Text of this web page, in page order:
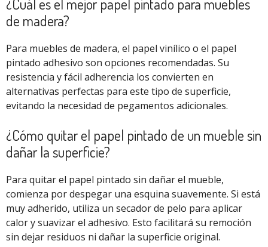
¿Cuál es el mejor papel pintado para muebles
de madera?
Para muebles de madera, el papel vinílico o el papel
pintado adhesivo son opciones recomendadas. Su
resistencia y fácil adherencia los convierten en
alternativas perfectas para este tipo de superficie,
evitando la necesidad de pegamentos adicionales.
¿Cómo quitar el papel pintado de un mueble sin
dañar la superficie?
Para quitar el papel pintado sin dañar el mueble,
comienza por despegar una esquina suavemente. Si está
muy adherido, utiliza un secador de pelo para aplicar
calor y suavizar el adhesivo. Esto facilitará su remoción
sin dejar residuos ni dañar la superficie original.